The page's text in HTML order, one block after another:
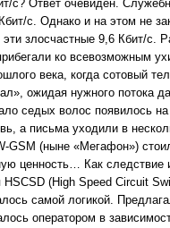
c? Ответ очевиден.
c. Однако и на этом не
злосчастные 9,6 Кбит/c.
ко всевозможным
века, когда сотовый
ожидая нужного потока
седых волос появилось
а письма уходили в
GSM (ныне «Мегафон»)
ценность… Как следствие
(High Speed Circuit
самой логикой.
оператором в